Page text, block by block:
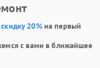
20%на первый
с вами в ближайшее